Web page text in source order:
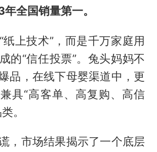
全国销量第一。
纸上技术”，而是千万家庭用
的“信任投票”。兔头妈妈不
品，在线下母婴渠道中，更
具“高客单、高复购、高信
。
，市场结果揭示了一个底层